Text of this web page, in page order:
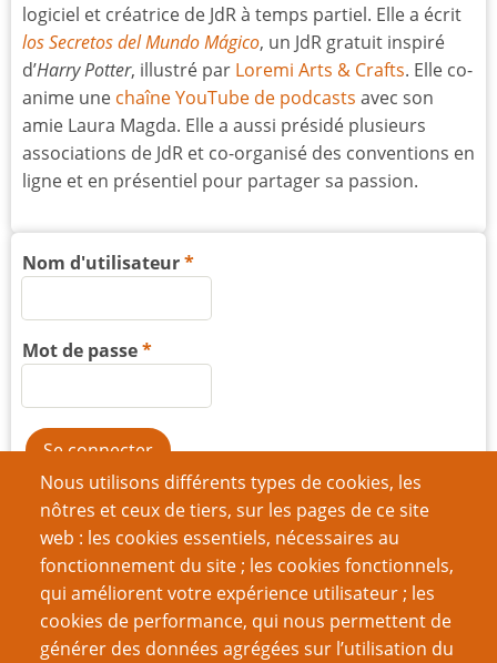
Nous utilisons différents types de cookies, les
nôtres et ceux de tiers, sur les pages de ce site
web : les cookies essentiels, nécessaires au
fonctionnement du site ; les cookies fonctionnels,
qui améliorent votre expérience utilisateur ; les
cookies de performance, qui nous permettent de
générer des données agrégées sur l’utilisation du
logiciel et créatrice de JdR à temps partiel. Elle a écrit
los Secretos del Mundo Mágico, un JdR gratuit inspiré
d’Harry Potter, illustré par Loremi Arts & Crafts. Elle co-
anime une chaîne YouTube de podcasts avec son
amie Laura Magda. Elle a aussi présidé plusieurs
associations de JdR et co-organisé des conventions en
ligne et en présentiel pour partager sa passion.
Nom d'utilisateur
Mot de passe
Créer un nouveau compte
Réinitialiser votre mot de passe
Du même auteur
Harcèlement scolaire à Poudlard